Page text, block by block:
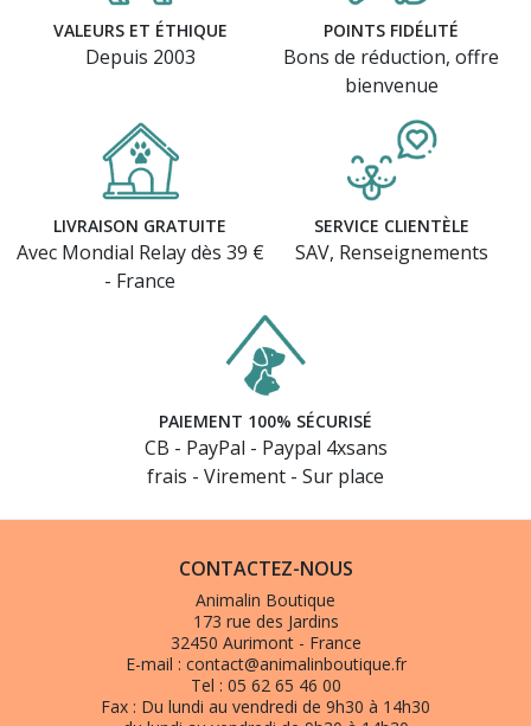
VALEURS ET ÉTHIQUE
Depuis 2003
POINTS FIDÉLITÉ
Bons de réduction, offre
bienvenue
LIVRAISON GRATUITE
Avec Mondial Relay dès 39 €
- France
SERVICE CLIENTÈLE
SAV, Renseignements
PAIEMENT 100% SÉCURISÉ
CB - PayPal - Paypal 4xsans
frais - Virement - Sur place
CONTACTEZ-NOUS
Animalin Boutique
173 rue des Jardins
32450 Aurimont - France
E-mail : contact@animalinboutique.fr
Tel : 05 62 65 46 00
Fax : Du lundi au vendredi de 9h30 à 14h30